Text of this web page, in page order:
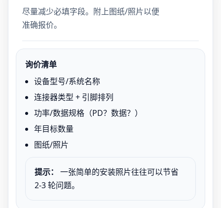
尽量减少必填字段。附上图纸/照片以便
准确报价。
询价清单
设备型号/系统名称
连接器类型 + 引脚排列
功率/数据规格（PD？数据？）
年目标数量
图纸/照片
提示：
一张简单的安装照片往往可以节省
2-3 轮问题。